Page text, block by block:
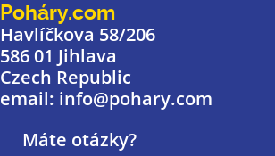
Poháry.com
Havlíčkova 58/206
586 01 Jihlava
Czech Republic
email: info@pohary.com
Máte otázky?